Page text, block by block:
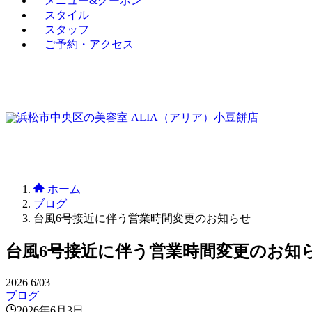
スタイル
スタッフ
ご予約・アクセス
ホーム
ブログ
台風6号接近に伴う営業時間変更のお知らせ
台風6号接近に伴う営業時間変更のお知
2026 6/03
ブログ